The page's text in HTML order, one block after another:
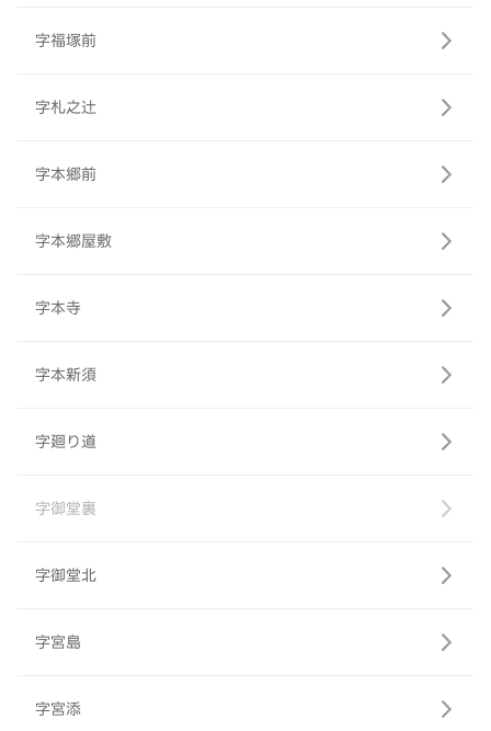
字福塚前
字札之辻
字本郷前
字本郷屋敷
字本寺
字本新須
字廻り道
字御堂裏
字御堂北
字宮島
字宮添